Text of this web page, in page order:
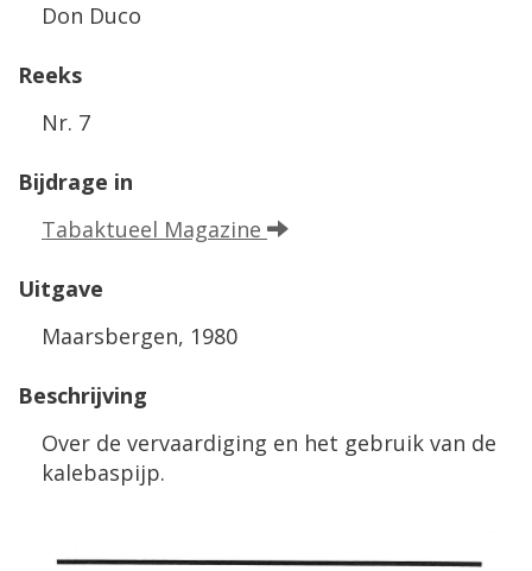
Don Duco
Reeks
Nr. 7
Bijdrage in
Tabaktueel Magazine
Uitgave
Maarsbergen, 1980
Beschrijving
Over de vervaardiging en het gebruik van de
kalebaspijp.